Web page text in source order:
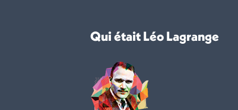
Qui était Léo Lagrange